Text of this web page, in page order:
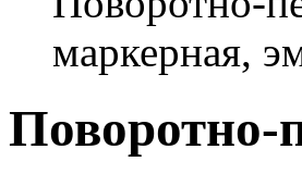
маркерная,
Поворотно-